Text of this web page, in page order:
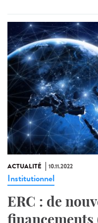
ACTUALITÉ 10.11.2022
Institutionnel
ERC : de
financements